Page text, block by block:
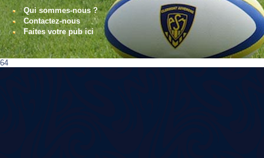
Qui sommes-nous ?
Contactez-nous
Faites votre pub ici
64